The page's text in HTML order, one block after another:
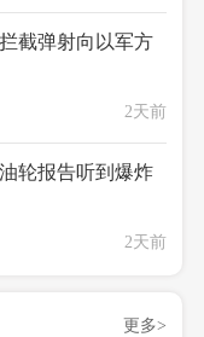
截弹射向以军方
2天前
轮报告听到爆炸
2天前
更多>